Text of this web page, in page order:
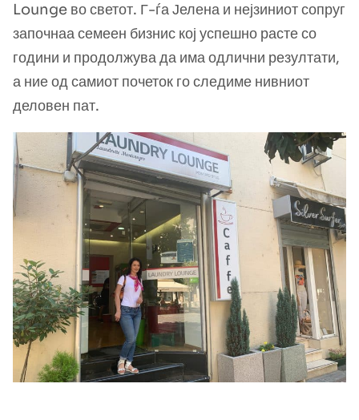
Lounge во светот. Г-ѓа Јелена и нејзиниот сопруг
започнаа семеен бизнис кој успешно расте со
години и продолжува да има одлични резултати,
а ние од самиот почеток го следиме нивниот
деловен пат.